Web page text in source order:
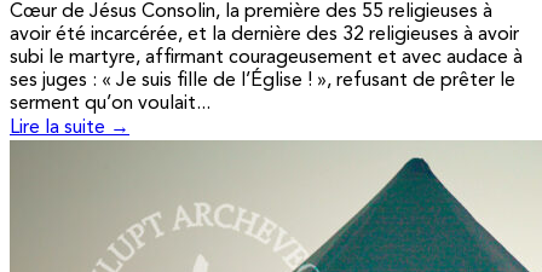
Cœur de Jésus Consolin, la première des 55 religieuses à
avoir été incarcérée, et la dernière des 32 religieuses à avoir
subi le martyre, affirmant courageusement et avec audace à
ses juges : « Je suis fille de l’Église ! », refusant de prêter le
serment qu’on voulait...
Lire la suite →